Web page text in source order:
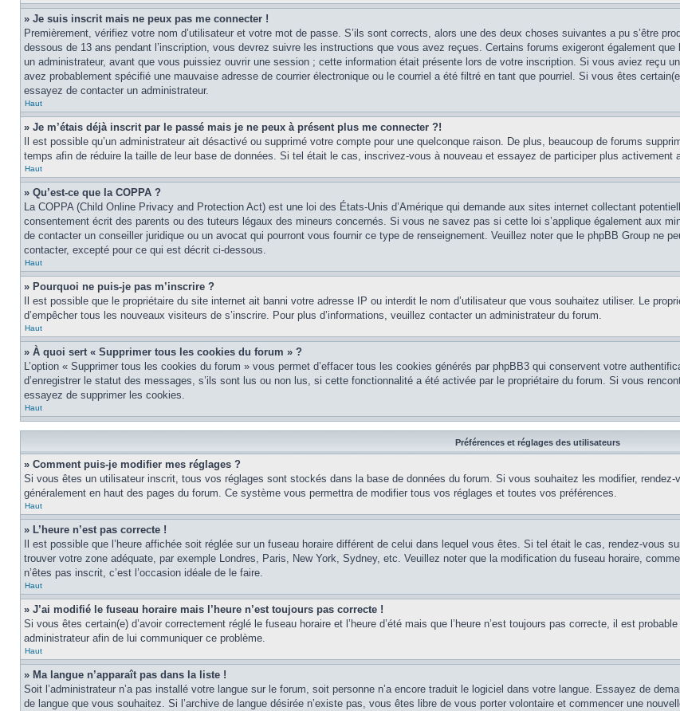
» Je suis inscrit mais ne peux pas me connecter !
Premièrement, vérifiez votre nom d’utilisateur et votre mot de passe. S’ils sont corrects, alors une des deux choses suivantes a pu s’être
dessous de 13 ans pendant l’inscription, vous devrez suivre les instructions que vous avez reçues. Certains forums exigeront également
un administrateur, avant que vous puissiez ouvrir une session ; cette information était présente lors de votre inscription. Si vous aviez reçu
avez probablement spécifié une mauvaise adresse de courrier électronique ou le courriel a été filtré en tant que pourriel. Si vous êtes
essayez de contacter un administrateur.
Haut
» Je m’étais déjà inscrit par le passé mais je ne peux à présent plus me connecter ?!
Il est possible qu’un administrateur ait désactivé ou supprimé votre compte pour une quelconque raison. De plus, beaucoup de forums
temps afin de réduire la taille de leur base de données. Si tel était le cas, inscrivez-vous à nouveau et essayez de participer plus activement
Haut
» Qu’est-ce que la COPPA ?
La COPPA (Child Online Privacy and Protection Act) est une loi des États-Unis d’Amérique qui demande aux sites internet collectant
consentement écrit des parents ou des tuteurs légaux des mineurs concernés. Si vous ne savez pas si cette loi s’applique également aux
de contacter un conseiller juridique ou un avocat qui pourront vous fournir ce type de renseignement. Veuillez noter que le phpBB Group ne
contacter, excepté pour ce qui est décrit ci-dessous.
Haut
» Pourquoi ne puis-je pas m’inscrire ?
Il est possible que le propriétaire du site internet ait banni votre adresse IP ou interdit le nom d’utilisateur que vous souhaitez utiliser. Le
d’empêcher tous les nouveaux visiteurs de s’inscrire. Pour plus d’informations, veuillez contacter un administrateur du forum.
Haut
» À quoi sert « Supprimer tous les cookies du forum » ?
L’option « Supprimer tous les cookies du forum » vous permet d’effacer tous les cookies générés par phpBB3 qui conservent votre
d’enregistrer le statut des messages, s’ils sont lus ou non lus, si cette fonctionnalité a été activée par le propriétaire du forum. Si vous
essayez de supprimer les cookies.
Haut
Préférences et réglages des utilisateurs
» Comment puis-je modifier mes réglages ?
Si vous êtes un utilisateur inscrit, tous vos réglages sont stockés dans la base de données du forum. Si vous souhaitez les modifier,
généralement en haut des pages du forum. Ce système vous permettra de modifier tous vos réglages et toutes vos préférences.
Haut
» L’heure n’est pas correcte !
Il est possible que l’heure affichée soit réglée sur un fuseau horaire différent de celui dans lequel vous êtes. Si tel était le cas, rendez-vous
trouver votre zone adéquate, par exemple Londres, Paris, New York, Sydney, etc. Veuillez noter que la modification du fuseau horaire,
n’êtes pas inscrit, c’est l’occasion idéale de le faire.
Haut
» J’ai modifié le fuseau horaire mais l’heure n’est toujours pas correcte !
Si vous êtes certain(e) d’avoir correctement réglé le fuseau horaire et l’heure d’été mais que l’heure n’est toujours pas correcte, il est
administrateur afin de lui communiquer ce problème.
Haut
» Ma langue n’apparaît pas dans la liste !
Soit l’administrateur n’a pas installé votre langue sur le forum, soit personne n’a encore traduit le logiciel dans votre langue. Essayez de
de langue que vous souhaitez. Si l’archive de langue désirée n’existe pas, vous êtes libre de vous porter volontaire et commencer une